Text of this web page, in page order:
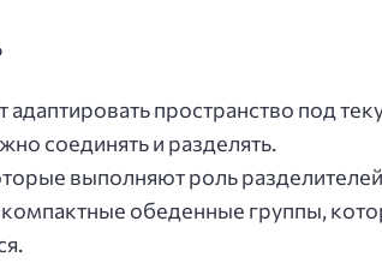
адаптировать пространство под
соединять и разделять.
выполняют роль
обеденные группы,